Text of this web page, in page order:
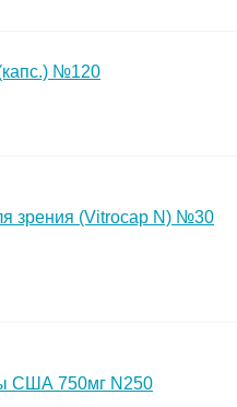
№120
зрения (Vitrocap N) №30
США 750мг N250